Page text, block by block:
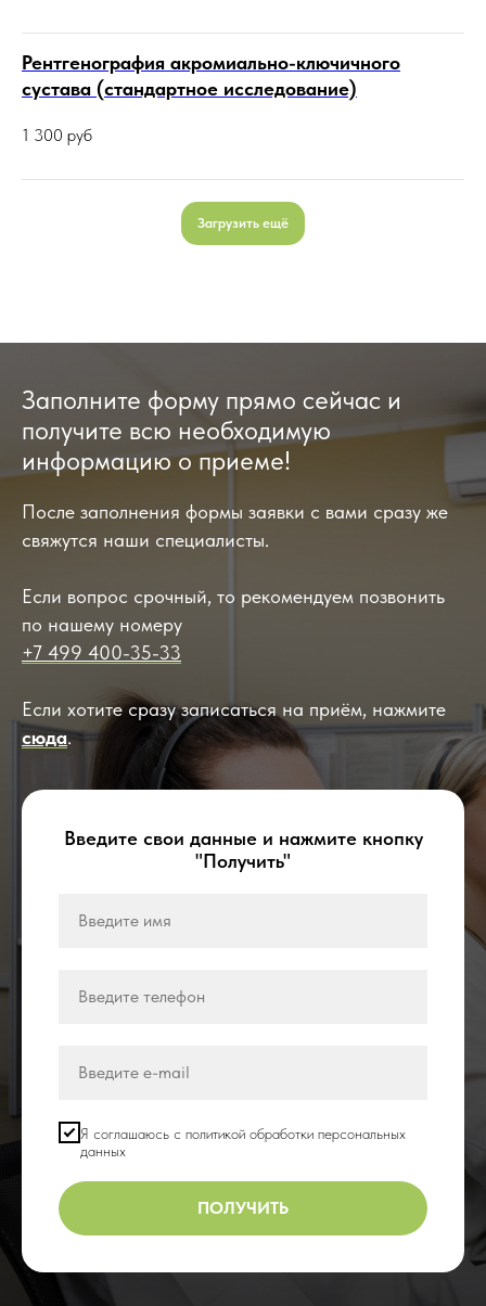
Рентгенография акромиально-ключичного
сустава (стандартное исследование)
1 300 руб
Загрузить ещё
Заполните форму прямо сейчас и
получите всю необходимую
информацию о приеме!
После заполнения формы заявки с вами сразу же
свяжутся наши специалисты.
Если вопрос срочный, то рекомендуем позвонить
по нашему номеру
+7 499 400-35-33
Если хотите сразу записаться на приём, нажмите
сюда.
Введите свои данные и нажмите кнопку
"Получить"
Я соглашаюсь с политикой обработки персональных
данных
ПОЛУЧИТЬ